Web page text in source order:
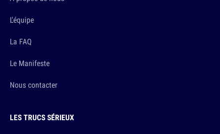
L'équipe
La FAQ
Le Manifeste
Nous contacter
LES TRUCS SÉRIEUX